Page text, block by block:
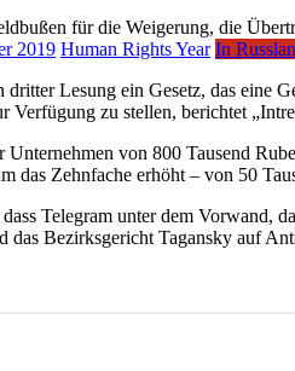
2019 Human Rights Year In
dritter Lesung ein Gesetz, das
Verfügung zu stellen, berichtet
von 800 Tausend
das Zehnfache erhöht – von 50
Telegram unter dem Vorwand,
das Bezirksgericht Tagansky auf